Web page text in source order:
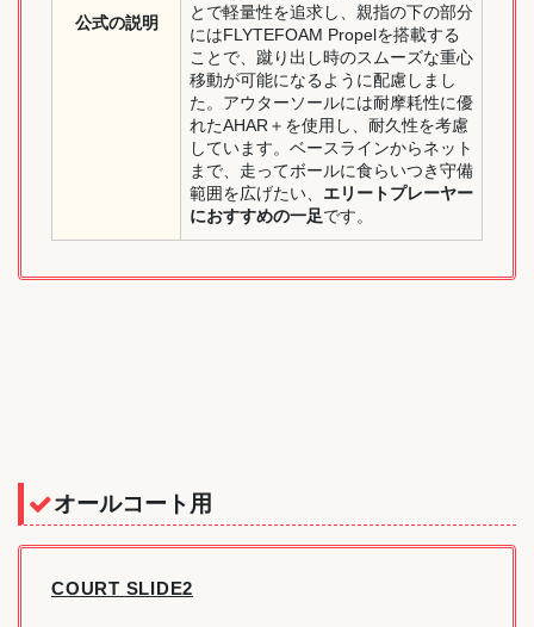
公式の説明
とで軽量性を追求し、親指の下の部分
にはFLYTEFOAM Propelを搭載する
ことで、蹴り出し時のスムーズな重心
移動が可能になるように配慮しまし
た。アウターソールには耐摩耗性に優
れたAHAR＋を使用し、耐久性を考慮
しています。ベースラインからネット
まで、走ってボールに食らいつき守備
範囲を広げたい、 エリートプレーヤー
におすすめの一足です。
オールコート用
COURT SLIDE2